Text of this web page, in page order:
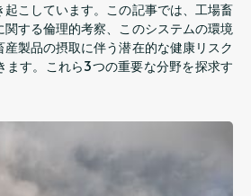
こしています。この記事では、工場畜
する倫理的考察、このシステムの環境
製品の摂取に伴う潜在的な健康リスク
ます。これら3つの重要な分野を探求す